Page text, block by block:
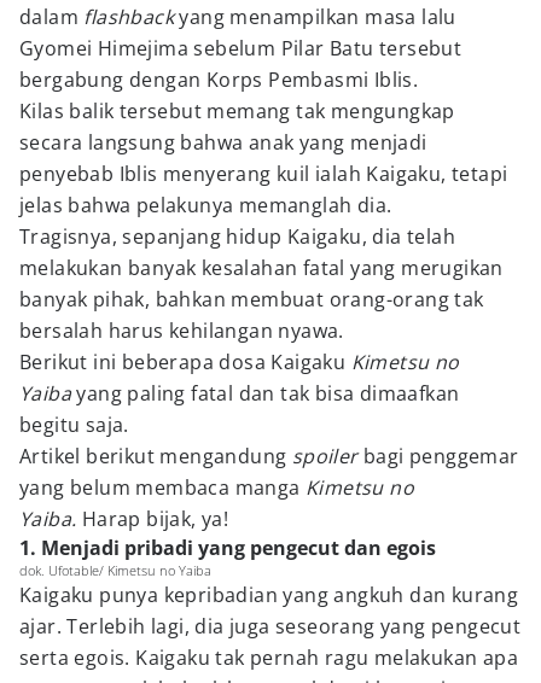
dalam flashbackyang menampilkan masa lalu
Gyomei Himejima sebelum Pilar Batu tersebut
bergabung dengan Korps Pembasmi Iblis.
Kilas balik tersebut memang tak mengungkap
secara langsung bahwa anak yang menjadi
penyebab Iblis menyerang kuil ialah Kaigaku, tetapi
jelas bahwa pelakunya memanglah dia.
Tragisnya, sepanjang hidup Kaigaku, dia telah
melakukan banyak kesalahan fatal yang merugikan
banyak pihak, bahkan membuat orang-orang tak
bersalah harus kehilangan nyawa.
Berikut ini beberapa dosa Kaigaku Kimetsu no
Yaibayang paling fatal dan tak bisa dimaafkan
begitu saja.
Artikel berikut mengandung spoilerbagi penggemar
yang belum membaca manga Kimetsu no
Yaiba. Harap bijak, ya!
1. Menjadi pribadi yang pengecut dan egois
dok. Ufotable/ Kimetsu no Yaiba
Kaigaku punya kepribadian yang angkuh dan kurang
ajar. Terlebih lagi, dia juga seseorang yang pengecut
serta egois. Kaigaku tak pernah ragu melakukan apa